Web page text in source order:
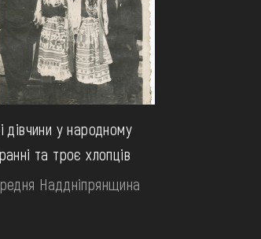
дівчини у народному
та троє хлопців
Наддніпрянщина